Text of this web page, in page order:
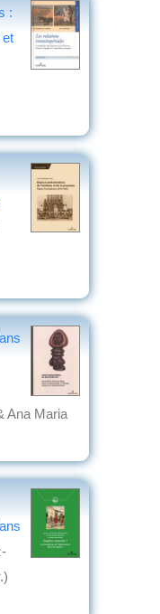
:
et
Ana Maria